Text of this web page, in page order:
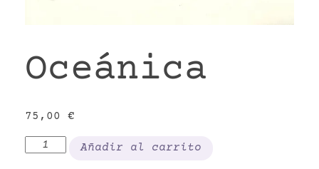
Oceánica
75,00 €
OceánicaAñadir al carrito